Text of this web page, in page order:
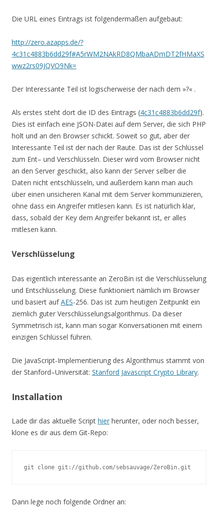
Die URL eines Eintrags ist folgendermaßen aufgebaut:
http://zero.azapps.de/?
4c31c4883b6dd29f#A5rWM2NAkRD8QMbaADmDT2fHMaXS
wwz2rs09JQVO9Nk=
Der Interessante Teil ist logischerweise der nach dem »?« .
Als erstes steht dort die ID des Eintrags (4c31c4883b6dd29f).
Dies ist einfach eine JSON-Datei auf dem Server, die sich PHP
holt und an den Browser schickt. Soweit so gut, aber der
Interessante Teil ist der nach der Raute. Das ist der Schlüssel
zum Ent– und Verschlüsseln. Dieser wird vom Browser nicht
an den Server geschickt, also kann der Server selber die
Daten nicht entschlüsseln, und außerdem kann man auch
über einen unsicheren Kanal mit dem Server kommunizieren,
ohne dass ein Angreifer mitlesen kann. Es ist natürlich klar,
dass, sobald der Key dem Angreifer bekannt ist, er alles
mitlesen kann.
Verschlüsselung
Das eigentlich interessante an ZeroBin ist die Verschlüsselung
und Entschlüsselung. Diese funktioniert nämlich im Browser
und basiert aufAES-256. Das ist zum heutigen Zeitpunkt ein
ziemlich guter Verschlüsselungsalgorithmus. Da dieser
Symmetrisch ist, kann man sogar Konversationen mit einem
einzigen Schlüssel führen.
Die JavaScript-Implementierung des Algorithmus stammt von
der Stanford–Universität: Stanford Javascript Crypto Library.
Installation
Lade dir das aktuelle Script hier herunter, oder noch besser,
klone es dir aus dem Git-Repo:
git clone git://github.com/sebsauvage/ZeroBin.git
Dann lege noch folgende Ordner an: